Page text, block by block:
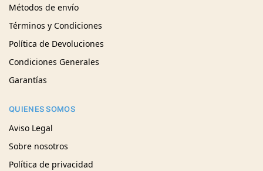
Métodos de envío
Términos y Condiciones
Política de Devoluciones
Condiciones Generales
Garantías
QUIENES SOMOS
Aviso Legal
Sobre nosotros
Política de privacidad